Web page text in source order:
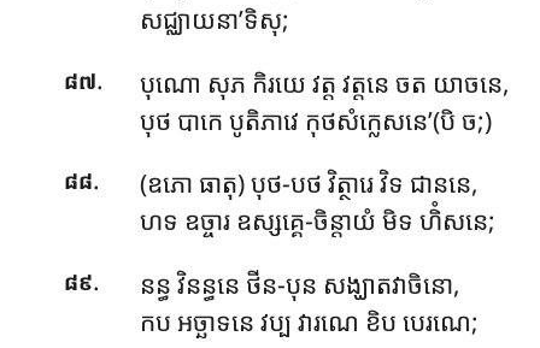
សជ្ឈាយនា’ទិសុ;
៨៧.
បុណោ សុភ កិរយេ វត្ត វត្តនេ ចត យាចនេ,
បុថ បាកេ បូតិភាវេ កុថសំក្លេសនេ’(បិ ច;)
៨៨.
(ឧភោ ធាតុ) បុថ-បថ វិត្ថារេ វិទ ជាននេ,
ហទ ឧច្ចារ ឧស្សគ្គេ-ចិន្តាយំ មិទ ហិំសនេ;
៨៩.
នន្ធ វិនន្ធនេ ថីន-បុន សង្ឃាតវាចិនោ,
កប អច្ឆាទនេ វប្ប វារណេ ខិប បេរណេ;